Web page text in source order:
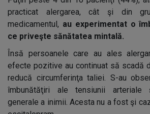
practicat alergarea, cât şi din
medicamentul, au experimentat o
ce priveşte sănătatea mintală.
Însă persoanele care au ales
efecte pozitive au continuat să scadă
reducă circumferinţa taliei. S-au
îmbunătăţiri ale tensiunii arteriale
generale a inimii. Acesta nu a fost şi